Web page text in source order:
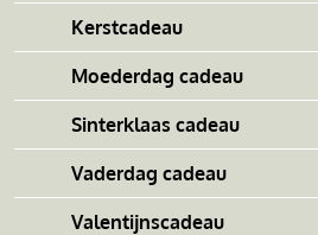
Kerstcadeau
Moederdag cadeau
Sinterklaas cadeau
Vaderdag cadeau
Valentijnscadeau